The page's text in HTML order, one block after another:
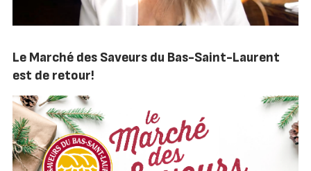
Le Marché des Saveurs du Bas-Saint-Laurent
est de retour!